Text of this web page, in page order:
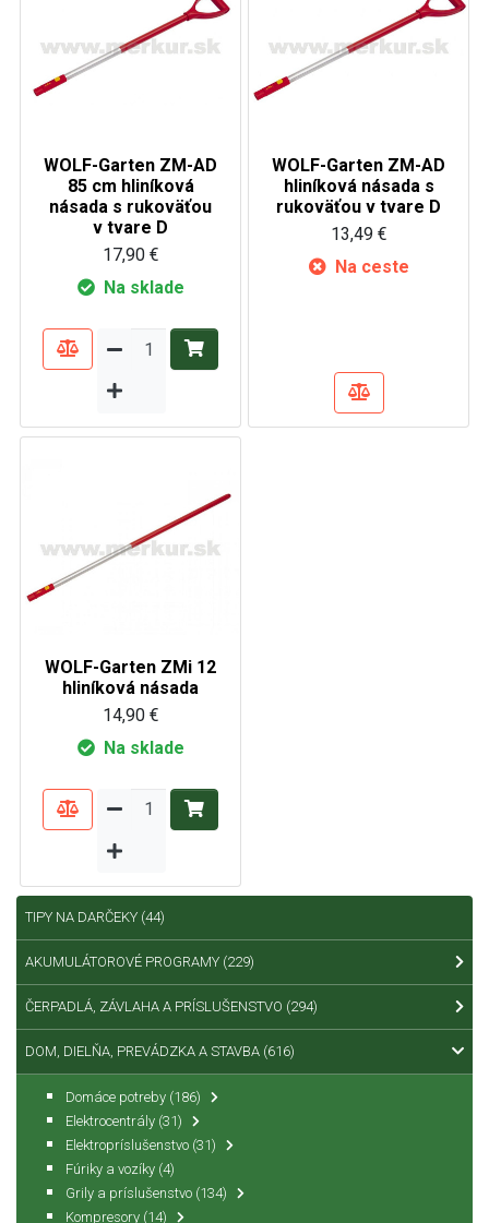
WOLF-Garten ZM-AD
85 cm hliníková
násada s rukoväťou
v tvare D
17,90 €
Na sklade
WOLF-Garten ZM-AD
hliníková násada s
rukoväťou v tvare D
13,49 €
Na ceste
WOLF-Garten ZMi 12
hliníková násada
14,90 €
Na sklade
TIPY NA DARČEKY (44)
AKUMULÁTOROVÉ PROGRAMY (229)
ČERPADLÁ, ZÁVLAHA A PRÍSLUŠENSTVO (294)
DOM, DIELŇA, PREVÁDZKA A STAVBA (616)
Domáce potreby (186)
Elektrocentrály (31)
Elektropríslušenstvo (31)
Fúriky a vozíky (4)
Grily a príslušenstvo (134)
Kompresory (14)